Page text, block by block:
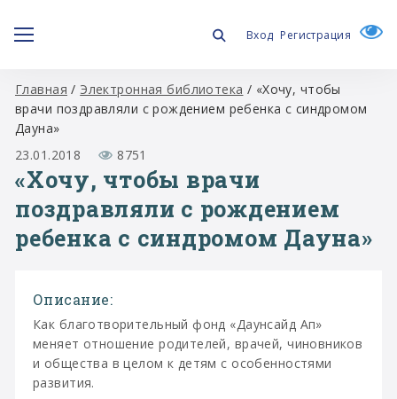
Вход Регистрация
Главная / Электронная библиотека / «Хочу, чтобы
врачи поздравляли с рождением ребенка с синдромом
Дауна»
23.01.2018
8751
«Хочу, чтобы врачи
поздравляли с рождением
ребенка с синдромом Дауна»
Описание:
Как благотворительный фонд «Даунсайд Ап»
меняет отношение родителей, врачей, чиновников
и общества в целом к детям с особенностями
развития.